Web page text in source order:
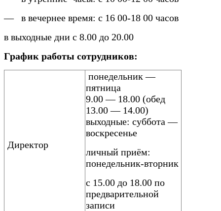
— в вечернее время: с 16 00-18 00 часов
в выходные дни с 8.00 до 20.00
График работы сотрудников:
Директор
понедельник —
пятница
9.00 — 18.00 (обед
13.00 — 14.00)
выходные: суббота —
воскресенье
личный приём:
понедельник-вторник
с 15.00 до 18.00 по
предварительной
записи